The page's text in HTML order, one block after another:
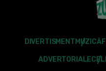
DIVERTISMENT MUZICĂ
ADVERTORIALE